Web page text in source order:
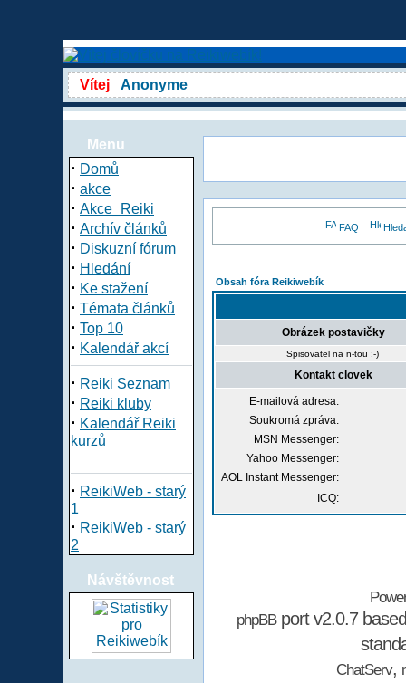
Vítej Anonyme
Menu
· Domů
· akce
· Akce_Reiki
· Archív článků
· Diskuzní fórum
· Hledání
· Ke stažení
· Témata článků
· Top 10
· Kalendář akcí
· Reiki Seznam
· Reiki kluby
· Kalendář Reiki
kurzů
· ReikiWeb - starý
1
· ReikiWeb - starý
2
Návštěvnost
FAQ
Obsah fóra Reikiwebík
Obrázek postavičky
Spisovatel na n-tou :-)
Kontakt clovek
E-mailová adresa:
Soukromá zpráva:
MSN Messenger:
Yahoo Messenger:
AOL Instant Messenger:
ICQ:
phpBBport v2.0.7
ChatServ,